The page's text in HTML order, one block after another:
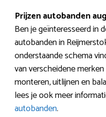
Prijzen autobanden
Ben je geïnteresseerd in
autobanden in
onderstaande schema
van verscheidene
monteren, uitlijnen en
lees je ook meer
autobanden.